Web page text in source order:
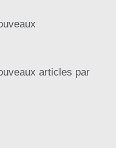
articles par